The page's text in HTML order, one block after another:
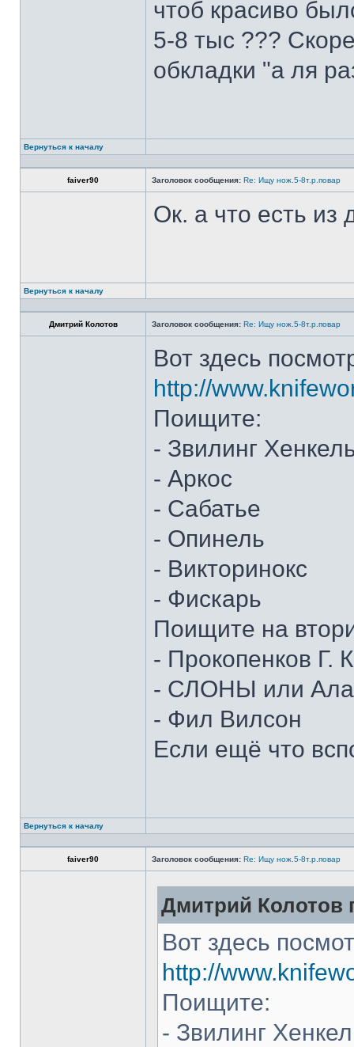
чтоб красиво
5-8 тыс ???
обкладки "а ля
Вернуться к началу
faiver90 Заголовок сообщения: Re: Ищу нож.5-8т.р.повар
Ок. а что есть из
Вернуться к началу
Дмитрий Колотов Заголовок сообщения: Re: Ищу нож.5-8т.р.повар
Вот здесь
http://
Поищите:
- Звилинг
- Аркос
- Сабатье
- Опинель
- Викторинокс
- Фискарь
Поищите на
- Прокопенков Г.
- СЛОНЫ или
- Фил Вилсон
Если ещё что
Вернуться к началу
faiver90 Заголовок сообщения: Re: Ищу нож.5-8т.р.повар
Дмитрий Колотов
Вот здесь
http://
Поищите:
- Звилинг